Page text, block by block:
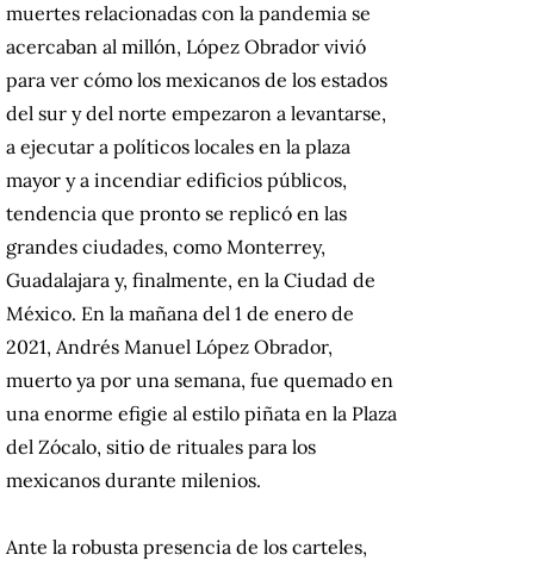
muertes relacionadas con la pandemia se
acercaban al millón, López Obrador vivió
para ver cómo los mexicanos de los estados
del sur y del norte empezaron a levantarse,
a ejecutar a políticos locales en la plaza
mayor y a incendiar edificios públicos,
tendencia que pronto se replicó en las
grandes ciudades, como Monterrey,
Guadalajara y, finalmente, en la Ciudad de
México. En la mañana del 1 de enero de
2021, Andrés Manuel López Obrador,
muerto ya por una semana, fue quemado en
una enorme efigie al estilo piñata en la Plaza
del Zócalo, sitio de rituales para los
mexicanos durante milenios.
Ante la robusta presencia de los carteles,